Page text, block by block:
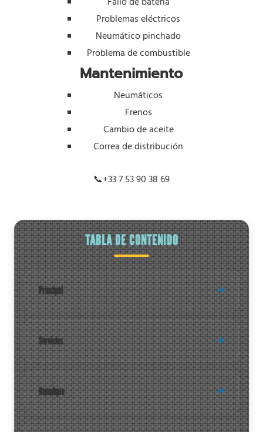
Problemas eléctricos
Neumático pinchado
Problema de combustible
Mantenimiento
Neumáticos
Frenos
Cambio de aceite
Correa de distribución
📞+33 7 53 90 38 69
TABLA DE CONTENIDO
Principal
Servicios
Remolque